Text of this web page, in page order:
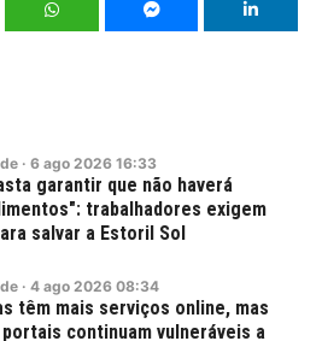
· 6 ago 2026 16:33
garantir que não haverá
trabalhadores exigem
salvar a Estoril Sol
· 4 ago 2026 08:34
têm mais serviços online, mas
continuam vulneráveis a